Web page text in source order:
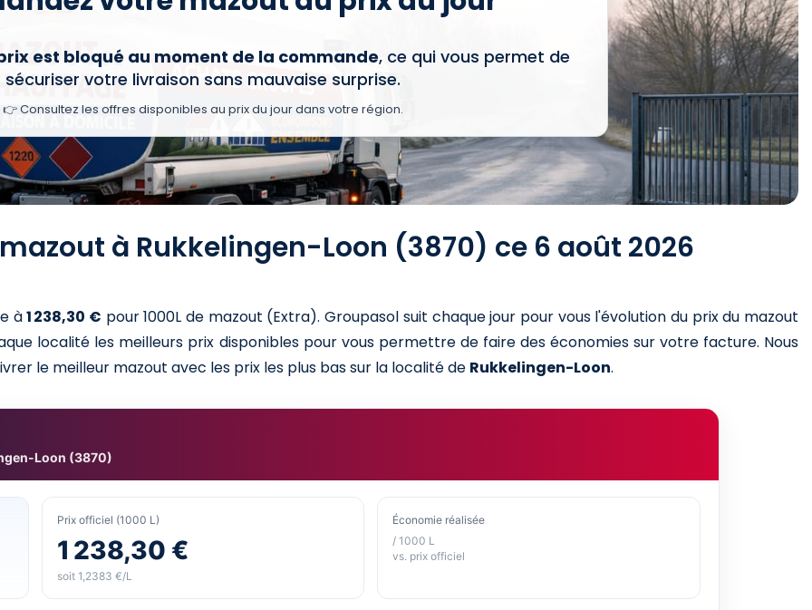
est bloqué au moment de la commande, ce qui vous permet de
sécuriser votre livraison sans mauvaise surprise.
👉 Consultez les offres disponibles au prix du jour dans votre région.
à Rukkelingen-Loon (3870) ce 6 août 2026
à1 238,30 € pour 1000L de mazout (Extra). Groupasol suit chaque jour pour vous l'évolution du prix du mazout
localité les meilleurs prix disponibles pour vous permettre de faire des économies sur votre facture. Nous
le meilleur mazout avec les prix les plus bas sur la localité de Rukkelingen-Loon.
Loon (3870)
Prix officiel (1000 L)
1 238,30 €
soit 1,2383 €/L
Économie réalisée
/ 1000 L
vs. prix officiel